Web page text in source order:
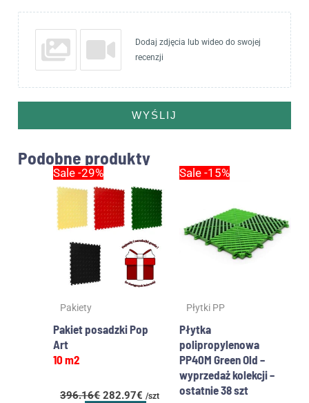
Dodaj zdjęcia lub wideo do swojej
recenzji
WYŚLIJ
Podobne produkty
Sale -29%
Pakiety
Pakiet posadzki Pop
Art
10 m2
396.16€
Pierwotna
cena
wynosiła:
396.16€.
282.97€
Aktualna
wynosi:
282.97€.
/szt
Sale -15%
Płytki PP
Płytka
polipropylenowa
PP40M Green Old –
wyprzedaż kolekcji –
ostatnie 38 szt
Pierwotna
cena
3.54€.3.01€.